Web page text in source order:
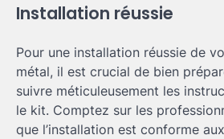
Installation réussie
Pour une installation réussie de
métal, il est crucial de bien
suivre méticuleusement les
le kit. Comptez sur les
que l’installation est conforme